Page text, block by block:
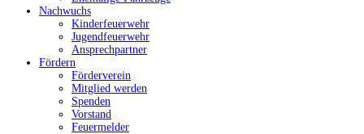
Nachwuchs
Kinderfeuerwehr
Jugendfeuerwehr
Ansprechpartner
Fördern
Förderverein
Mitglied werden
Spenden
Vorstand
Feuermelder